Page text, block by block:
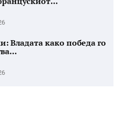
Владата како победа го